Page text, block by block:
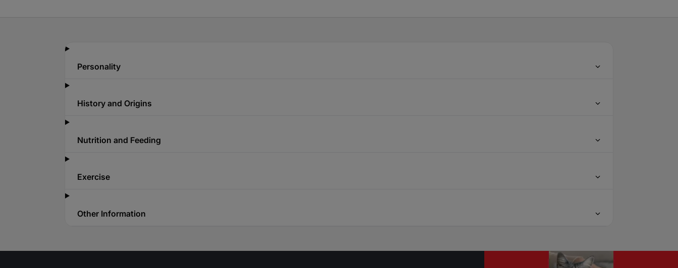
Personality
History and Origins
Nutrition and Feeding
Exercise
Other Information